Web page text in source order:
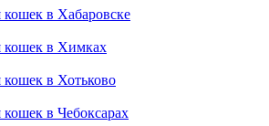
кошек в Хабаровске
кошек в Химках
кошек в Хотьково
кошек в Чебоксарах